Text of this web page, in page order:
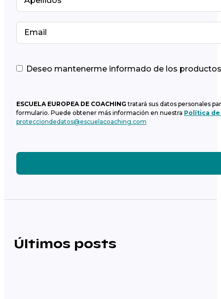
Deseo mantenerme informado de los
ESCUELA EUROPEA DE COACHING tratará sus datos personales
formulario. Puede obtener más información en nuestra Política
protecciondedatos@escuelacoaching.com
Últimos posts